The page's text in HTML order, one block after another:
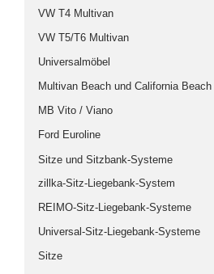
VW T4 Multivan
VW T5/T6 Multivan
Universalmöbel
Multivan Beach und California Beach
MB Vito / Viano
Ford Euroline
Sitze und Sitzbank-Systeme
zillka-Sitz-Liegebank-System
REIMO-Sitz-Liegebank-Systeme
Universal-Sitz-Liegebank-Systeme
Sitze